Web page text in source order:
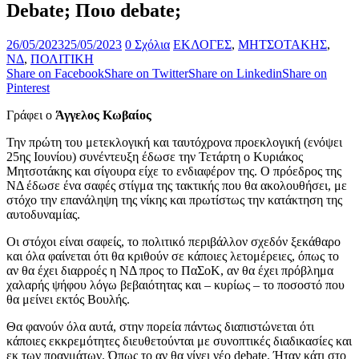
Debate; Ποιο debate;
26/05/202325/05/2023 0 Σχόλια ΕΚΛΟΓΕΣ, ΜΗΤΣΟΤΑΚΗΣ,
ΝΔ, ΠΟΛΙΤΙΚΗ
Share on FacebookShare on TwitterShare on LinkedinShare on
Pinterest
Γράφει ο Άγγελος Κωβαίος
Την πρώτη του μετεκλογική και ταυτόχρονα προεκλογική (ενόψει
25ης Ιουνίου) συνέντευξη έδωσε την Τετάρτη ο Κυριάκος
Μητσοτάκης και σίγουρα είχε το ενδιαφέρον της. Ο πρόεδρος της
ΝΔ έδωσε ένα σαφές στίγμα της τακτικής που θα ακολουθήσει, με
στόχο την επανάληψη της νίκης και πρωτίστως την κατάκτηση της
αυτοδυναμίας.
Οι στόχοι είναι σαφείς, το πολιτικό περιβάλλον σχεδόν ξεκάθαρο
και όλα φαίνεται ότι θα κριθούν σε κάποιες λετομέρειες, όπως το
αν θα έχει διαρροές η ΝΔ προς το ΠαΣοΚ, αν θα έχει πρόβλημα
χαλαρής ψήφου λόγω βεβαιότητας και – κυρίως – το ποσοστό που
θα μείνει εκτός Βουλής.
Θα φανούν όλα αυτά, στην πορεία πάντως διαπιστώνεται ότι
κάποιες εκκρεμότητες διευθετούνται με συνοπτικές διαδικασίες και
εκ των πραγμάτων. Όπως το αν θα γίνει νέο debate. Ήταν κάτι στο